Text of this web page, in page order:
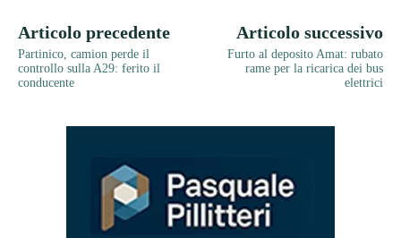
Articolo precedente
Partinico, camion perde il
controllo sulla A29: ferito il
conducente
Articolo successivo
Furto al deposito Amat: rubato
rame per la ricarica dei bus
elettrici